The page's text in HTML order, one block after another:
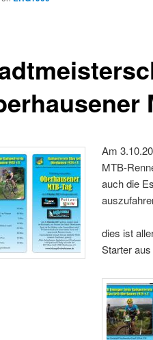
Am
MTB-
auch die
dies ist
Starter